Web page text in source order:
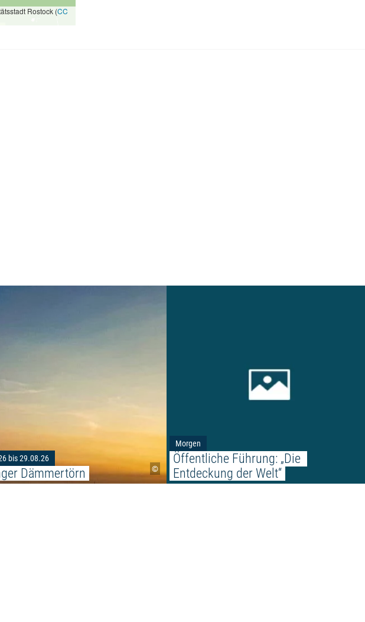
Rostock (CC
"Workshop "Heimische Wildkräuter" - Kräuterwanderung"
©
bis 29.08.26
Dämmertörn
Morgen
Öffentliche Führung: „Die
Entdeckung der Welt“